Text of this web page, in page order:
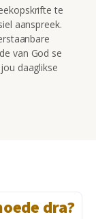
te
aanspreek.
van God se
daaglikse
dra?